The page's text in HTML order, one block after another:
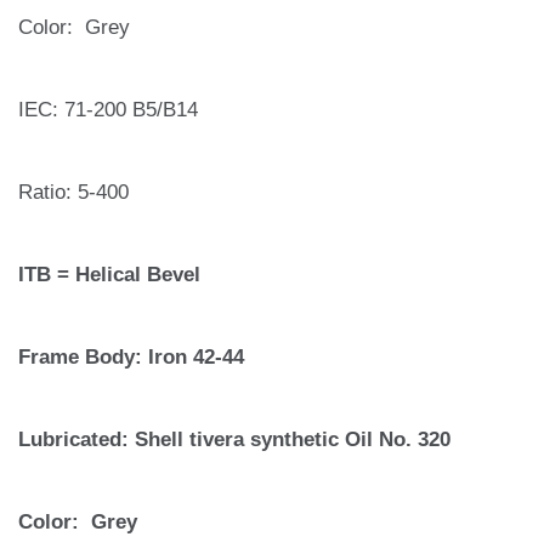
Color: Grey
IEC: 71-200 B5/B14
Ratio: 5-400
ITB = Helical Bevel
Frame Body: Iron 42-44
Lubricated: Shell tivera synthetic Oil No. 320
Color: Grey